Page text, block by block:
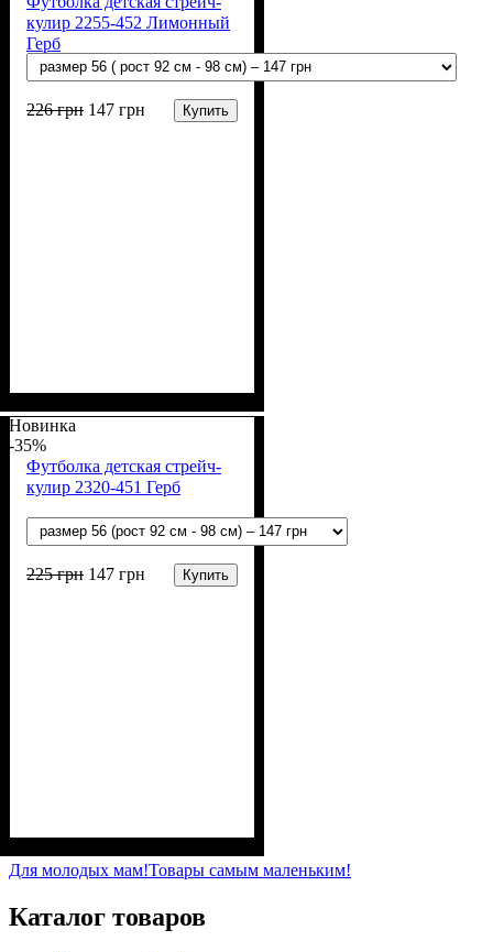
кулир 2255-452 Лимонный
Герб
226грн 147 грн Купить
(94% х/б, 6% лайкра)
Новинка
-35%
Футболка детская стрейч-
кулир 2320-451 Герб
225грн 147 грн Купить
(94% х/б, 6% лайкра)
Для молодых мам!Товары самым маленьким!
Каталог товаров